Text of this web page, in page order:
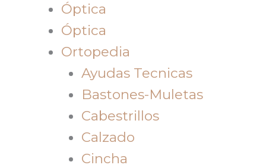
Óptica
Óptica
Ortopedia
Ayudas Tecnicas
Bastones-Muletas
Cabestrillos
Calzado
Cincha